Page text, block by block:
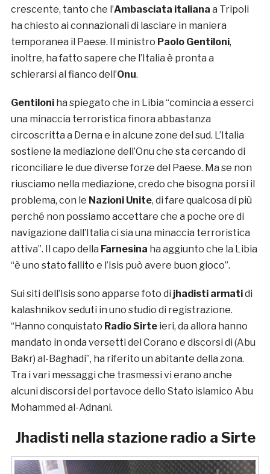
crescente, tanto che l’Ambasciata italiana a Tripoli
ha chiesto ai connazionali di lasciare in maniera
temporanea il Paese. Il ministro Paolo Gentiloni,
inoltre, ha fatto sapere che l’Italia è pronta a
schierarsi al fianco dell’Onu.
Gentiloniha spiegato che in Libia “comincia a esserci
una minaccia terroristica finora abbastanza
circoscritta a Derna e in alcune zone del sud. L’Italia
sostiene la mediazione dell’Onu che sta cercando di
riconciliare le due diverse forze del Paese. Ma se non
riusciamo nella mediazione, credo che bisogna porsi il
problema, con le Nazioni Unite, di fare qualcosa di più
perché non possiamo accettare che a poche ore di
navigazione dall’Italia ci sia una minaccia terroristica
attiva”. Il capo della Farnesina ha aggiunto che la Libia
“è uno stato fallito e l’Isis può avere buon gioco”.
Sui siti dell’Isis sono apparse foto di jhadisti armatidi
kalashnikov seduti in uno studio di registrazione.
“Hanno conquistato Radio Sirteieri, da allora hanno
mandato in onda versetti del Corano e discorsi di (Abu
Bakr) al-Baghadi”, ha riferito un abitante della zona.
Tra i vari messaggi che trasmessi vi erano anche
alcuni discorsi del portavoce dello Stato islamico Abu
Mohammed al-Adnani.
Jhadisti nella stazione radio a Sirte